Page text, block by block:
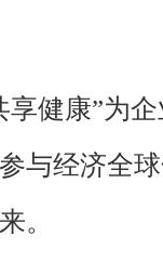
享健康”为
与经济全
。